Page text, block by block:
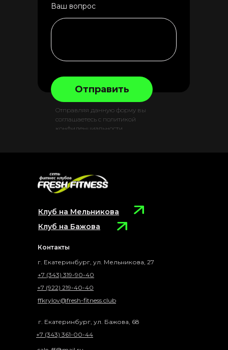
Ваш вопрос
Отправить
Отправляя данную форму вы
соглашаетесь с политикой
конфиденциальности.
Контакты
г. Екатеринбург, ул. Мельникова, 27
г. Екатеринбург, ул. Бажова, 68
ffkrylov@fresh-fitness.club
+7 (343) 319-90-40
Клуб на Мельникова
Клуб на Бажова
+7 (343) 361-00-44
+7 (922) 219-40-40